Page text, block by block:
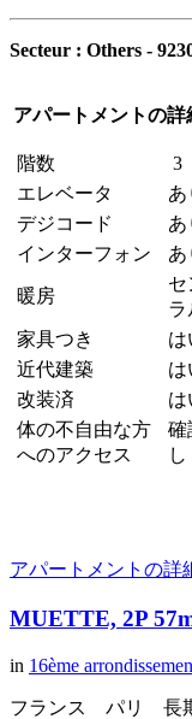
Secteur : Others -
アパートメントの詳
階数
3
エレベータ
あ
デジコード
あ
インターフォン
あ
暖房
セ
ラ
家具つき
は
近代建築
は
改装済
は
体の不自由な方
へのアクセス
確
し
アパートメントの詳
MUETTE, 2P
in 16ème
フランス パリ 長